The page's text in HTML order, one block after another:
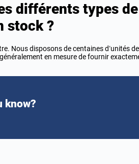
différents types
stock ?
Nous disposons de centaines d’unités
en mesure de fournir
know?